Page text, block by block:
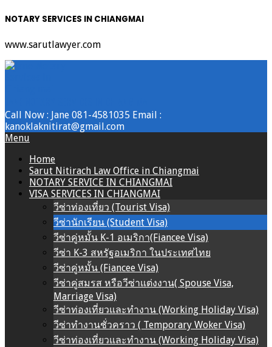
NOTARY SERVICES IN CHIANGMAI
www.sarutlawyer.com
Skip
Call Now : Jane 081-4581035 Email :
kanoklaknitirat@gmail.com
Primary
Menu
Menu
Home
Sarut Nitirach Law Office in Chiangmai
NOTARY SERVICE IN CHIANGMAI
VISA SERVICES IN CHIANGMAI
วีซ่าท่องเที่ยว (Tourist Visa)
วีซ่านักเรียน (Student Visa)
วีซ่าคู่หมั้น K-1 อเมริกา(Fiancee Visa)
วีซ่า K-3 สหรัฐอเมริกา ในประเทศไทย
วีซ่าคู่หมั้น (Fiancee Visa)
วีซ่าคู่สมรส หรือวีซ่าแต่งงาน( Spouse Visa,
Marriage Visa)
วีซ่าท่องเที่ยวและทำงาน (Working Holiday Visa)
วีซ่าทำงานชั่วคราว ( Temporary Woker Visa)
วีซ่าท่องเที่ยวและทำงาน (Working Holiday Visa)